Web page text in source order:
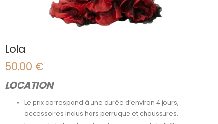
Lola
50,00 €
LOCATION
Le prix correspond à une durée d’environ 4 jours,
accessoires inclus hors perruque et chaussures.